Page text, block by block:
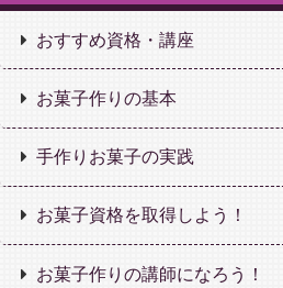
おすすめ資格・講座
お菓子作りの基本
手作りお菓子の実践
お菓子資格を取得しよう！
お菓子作りの講師になろう！